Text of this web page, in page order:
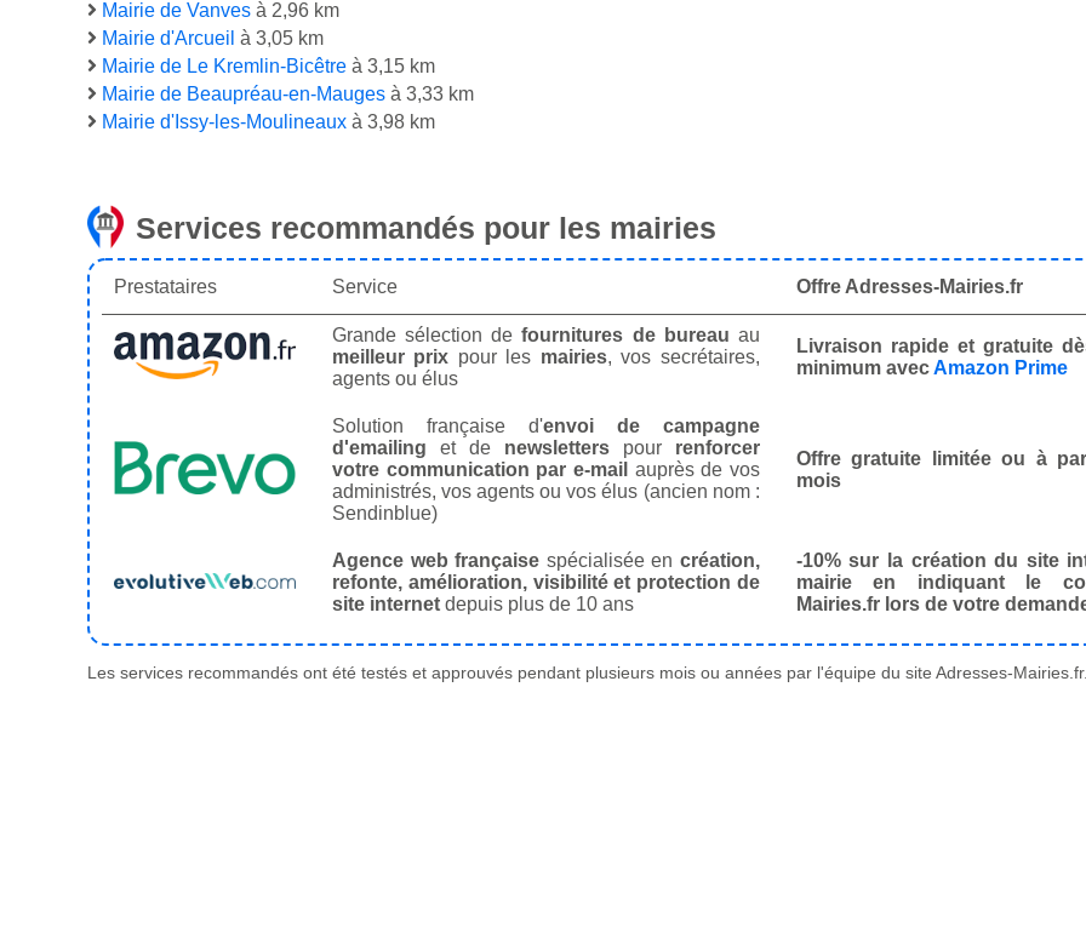
Mairie de Vanves à 2,96 km
Mairie d'Arcueil à 3,05 km
Mairie de Le Kremlin-Bicêtre à 3,15 km
Mairie de Beaupréau-en-Mauges à 3,33 km
Mairie d'Issy-les-Moulineaux à 3,98 km
Services recommandés pour les mairies
Prestataires Service Offre Adresses-Mairies.fr
Grande sélection defournitures de bureau au
meilleur prix pour les mairies, vos secrétaires,
agents ou élus
Livraison rapide et gratuite
minimum avecAmazon Prime
Solution française d'envoi de campagne
d'emailing et de newsletterspour renforcer
votre communication par e-mail auprès de vos
administrés, vos agents ou vos élus (ancien nom :
Sendinblue)
Offre gratuite limitée ou à
mois
Agence web française spécialisée en création,
refonte, amélioration, visibilité et protection de
site internet depuis plus de 10 ans
-10% sur la création du site
mairie en indiquant le
Mairies.fr lors de votre
Les services recommandés ont été testés et approuvés pendant plusieurs mois ou années par l'équipe du site Adresses-Mairies.fr.